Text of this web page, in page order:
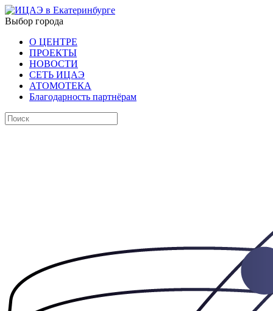
Выбор города
О ЦЕНТРЕ
ПРОЕКТЫ
НОВОСТИ
СЕТЬ ИЦАЭ
АТОМОТЕКА
Благодарность партнёрам